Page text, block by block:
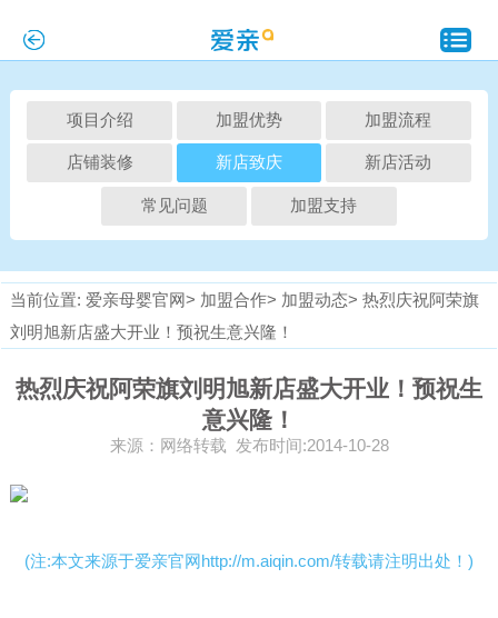
项目介绍 加盟优势 加盟流程
店铺装修 新店致庆 新店活动
常见问题 加盟支持
当前位置: 爱亲母婴官网> 加盟合作> 加盟动态> 热烈庆祝阿荣旗
刘明旭新店盛大开业！预祝生意兴隆！
热烈庆祝阿荣旗刘明旭新店盛大开业！预祝生
意兴隆！
来源：网络转载 发布时间:2014-10-28
(注:本文来源于爱亲官网http://m.aiqin.com/转载请注明出处！)